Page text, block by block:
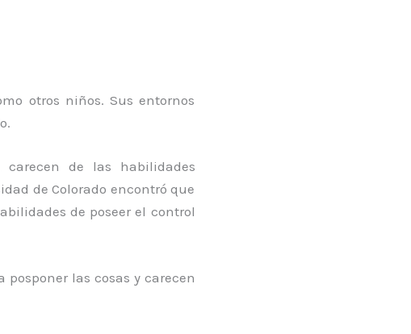
otros niños. Sus entornos
de las habilidades
de Colorado encontró que
de poseer el control
las cosas y carecen